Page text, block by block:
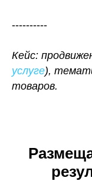
----------
Кейс:
услуге),
товаров.